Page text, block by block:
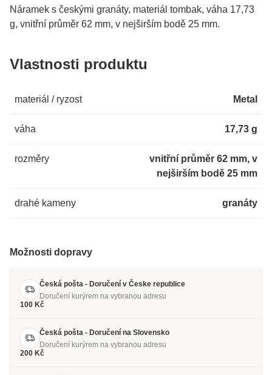
Náramek s českými granáty, materiál tombak, váha 17,73
g, vnitřní průměr 62 mm, v nejširším bodě 25 mm.
Vlastnosti produktu
materiál / ryzost Metal
váha 17,73 g
rozměry
vnitřní průměr 62 mm, v
nejširším bodě 25 mm
drahé kameny granáty
Možnosti dopravy
Česká pošta - Doručení v Česke republice
Doručení kurýrem na vybranou adresu
100 Kč
Česká pošta - Doručení na Slovensko
Doručení kurýrem na vybranou adresu
200 Kč